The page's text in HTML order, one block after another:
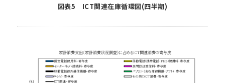
図表5 ICT関連在庫循環図(四半期)